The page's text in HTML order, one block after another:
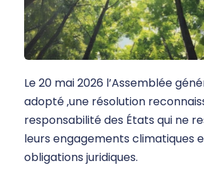
Le 20 mai 2026 l’Assemblée
adopté ‚une résolution
responsabilité des États qui ne
leurs engagements climatiques
obligations juridiques.